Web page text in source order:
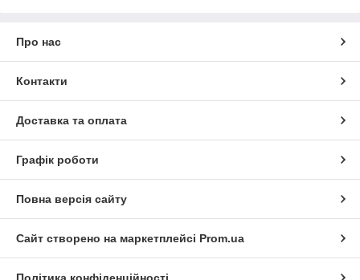
Про нас
Контакти
Доставка та оплата
Графік роботи
Повна версія сайту
Сайт створено на маркетплейсі Prom.ua